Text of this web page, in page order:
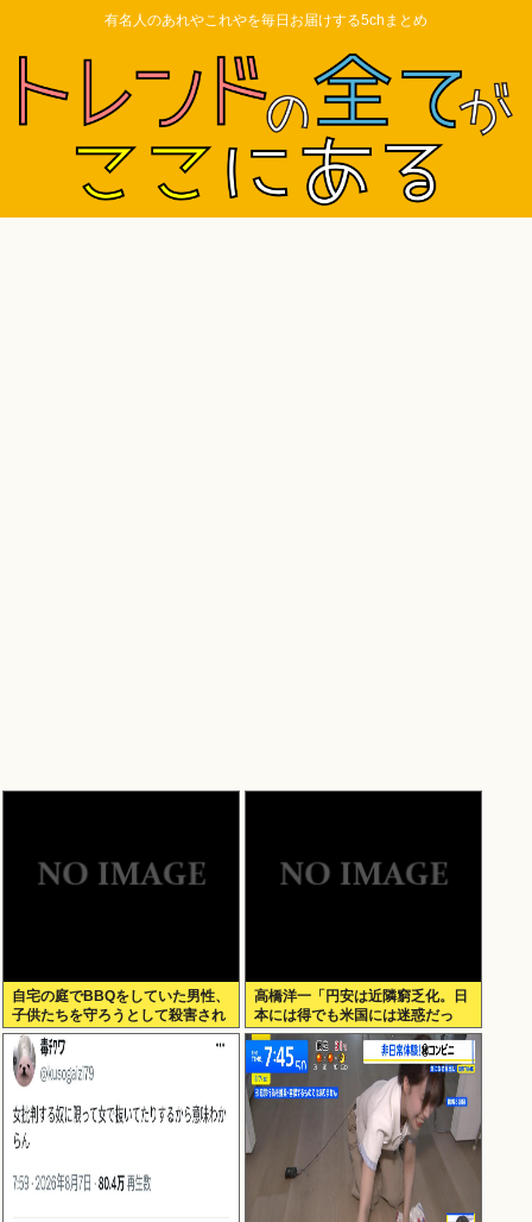
有名人のあれやこれやを毎日お届けする5chまとめ
自宅の庭でBBQをしていた男性、
子供たちを守ろうとして殺害され
てしまう
高橋洋一「円安は近隣窮乏化。日
本には得でも米国には迷惑だっ
た」